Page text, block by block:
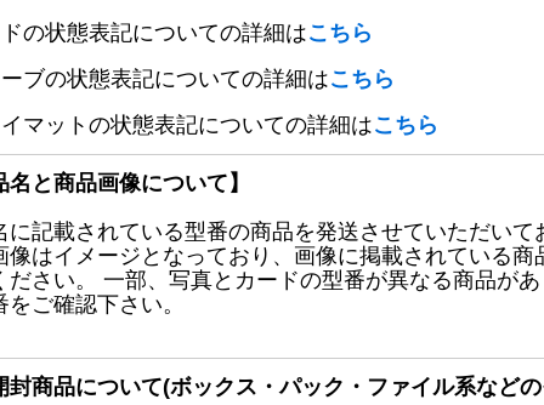
の状態表記についての詳細はこちら
ブの状態表記についての詳細はこちら
マットの状態表記についての詳細はこちら
名と商品画像について】
に記載されている型番の商品を発送させていただいて
像はイメージとなっており、画像に掲載されている
ださい。 一部、写真とカードの型番が異なる商品が
をご確認下さい。
封商品について(ボックス・パック・ファイル系など